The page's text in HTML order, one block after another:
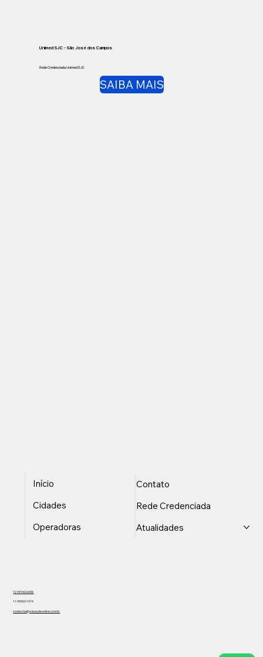
Unimed SJC - São José dos Campos
Rede Credenciada Unimed SJC
SAIBA MAIS
Início
Cidades
Operadoras
Contato
Rede Credenciada
Atualidades
12 99740-6958
11 99553-7374
comercial@unisaudeonline.com.br